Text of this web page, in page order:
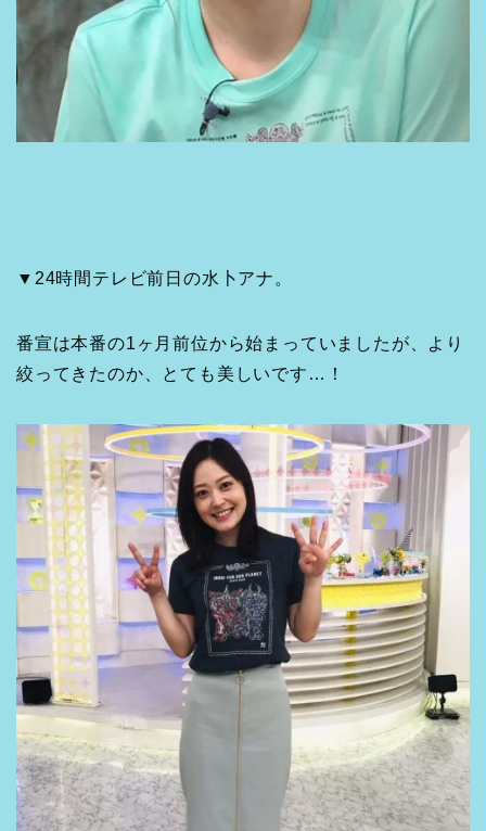
▼24時間テレビ前日の水卜アナ。
番宣は本番の1ヶ月前位から始まっていましたが、より
絞ってきたのか、とても美しいです…！